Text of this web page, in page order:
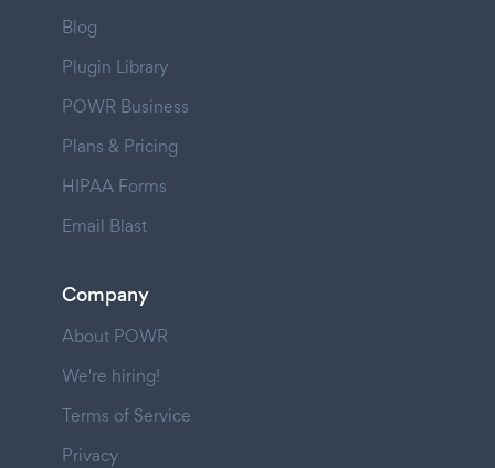
Blog
Plugin Library
POWR Business
Plans & Pricing
HIPAA Forms
Email Blast
Company
About POWR
We're hiring!
Terms of Service
Privacy